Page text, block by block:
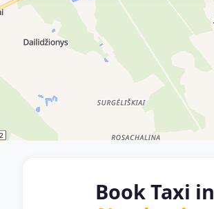
Book Taxi in